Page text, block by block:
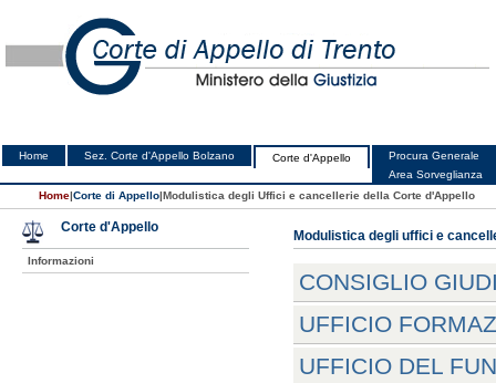
Home Sez. Corte d'Appello Bolzano Corte d'Appello
Procura Generale
Area Sorveglianza
Home|Corte di Appello|Modulistica degli Uffici e cancellerie della Corte d'Appello
Modulistica degli uffici e
CONSIGLIO
UFFICIO
UFFICIO DEL
Corte d'Appello
Informazioni